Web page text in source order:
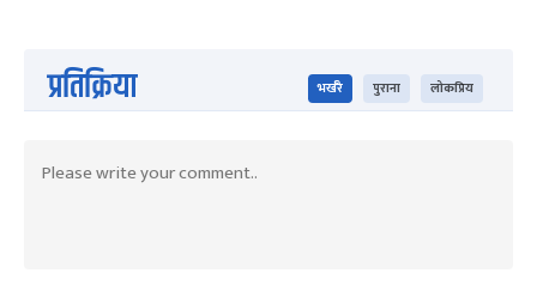
प्रतिक्रिया भर्खरै पुराना लोकप्रिय